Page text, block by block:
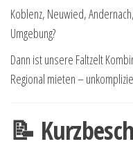
Koblenz, Neuwied,
Umgebung?
Dann ist unsere Faltzelt
Regional mieten –
📝